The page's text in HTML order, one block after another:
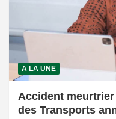
A LA UNE
Accident
des Transports